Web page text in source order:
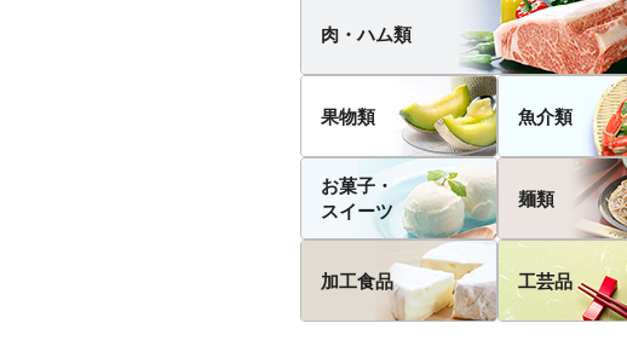
肉・ハム類
果物類 魚介類
お菓子・
スイーツ
麺類
加工食品 工芸品